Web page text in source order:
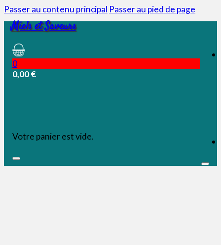
Passer au contenu principal Passer au pied de page
Miels et Saveurs
0
0,00€
Votre panier est vide.